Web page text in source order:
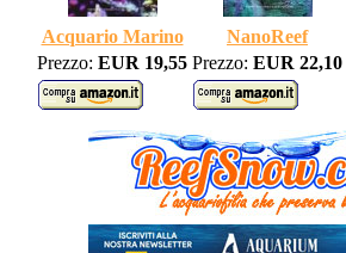
Acquario Marino NanoReef
Prezzo: EUR 19,55 Prezzo: EUR 22,10